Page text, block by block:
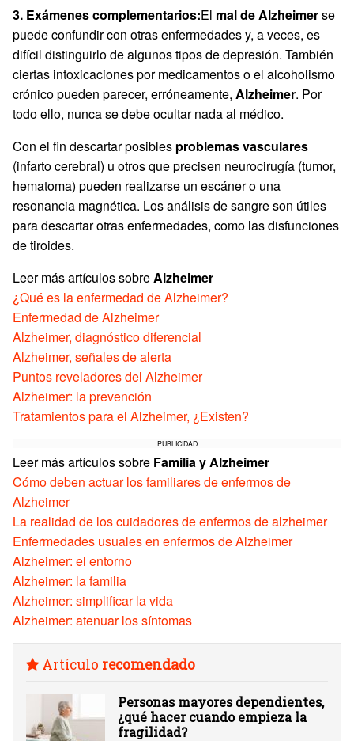
3. Exámenes complementarios:El mal de Alzheimerse
puede confundir con otras enfermedades y, a veces, es
difícil distinguirlo de algunos tipos de depresión. También
ciertas intoxicaciones por medicamentos o el alcoholismo
crónico pueden parecer, erróneamente, Alzheimer. Por
todo ello, nunca se debe ocultar nada al médico.
Con el fin descartar posibles problemas vasculares
(infarto cerebral) u otros que precisen neurocirugía (tumor,
hematoma) pueden realizarse un escáner o una
resonancia magnética. Los análisis de sangre son útiles
para descartar otras enfermedades, como las disfunciones
de tiroides.
Leer más artículos sobreAlzheimer
¿Qué es la enfermedad de Alzheimer?
Enfermedad de Alzheimer
Alzheimer, diagnóstico diferencial
Alzheimer, señales de alerta
Puntos reveladores del Alzheimer
Alzheimer: la prevención
Tratamientos para el Alzheimer, ¿Existen?
PUBLICIDAD
Leer más artículos sobre Familia y Alzheimer
Cómo deben actuar los familiares de enfermos de
Alzheimer
La realidad de los cuidadores de enfermos de alzheimer
Enfermedades usuales en enfermos de Alzheimer
Alzheimer: el entorno
Alzheimer: la familia
Alzheimer: simplificar la vida
Alzheimer: atenuar los síntomas
Artículo recomendado
Personas mayores dependientes,
¿qué hacer cuando empieza la
fragilidad?